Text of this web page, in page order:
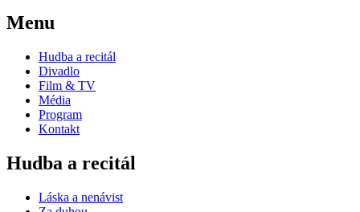
Menu
Hudba a recitál
Divadlo
Film & TV
Média
Program
Kontakt
Hudba a recitál
Láska a nenávist